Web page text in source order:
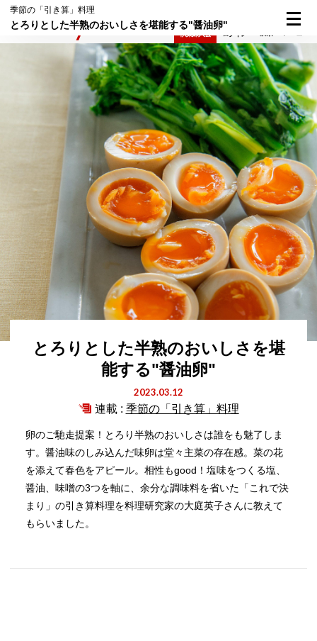
季節の「引き算」料理
とろりとした半熟のおいしさを堪能する"醤油卵"
とろりとした半熟のおいしさを堪
能する"醤油卵"
2023.03.12
連載 : 季節の「引き算」料理
卵のご馳走提案！とろり半熟のおいしさは誰をも魅了しま
す。醤油味のしみ込んだ味卵は堂々主菜の存在感。菜の花
を添えて春色をアピール。相性もgood！塩味をつくる塩、
醤油、味噌の3つを軸に、余分な調味料を省いた「これで決
まり」の引き算料理を料理研究家の大庭英子さんに教えて
もらいました。